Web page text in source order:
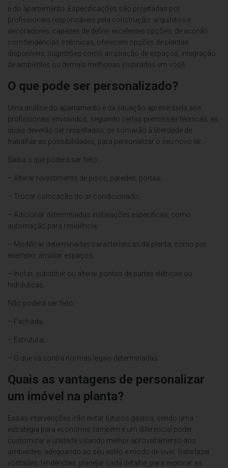
e do apartamento. Especificações são projetadas por
profissionais responsáveis pela construção: arquitetos e
decoradores, capazes de definir excelentes opções, de acordo
com tendências e técnicas, oferecem opções de plantas
disponíveis, sugestões como ampliação de espaços, integração
de ambientes ou demais melhorias inspiradas em você.
O que pode ser personalizado?
Uma análise do apartamento e da situação apresentada aos
profissionais envolvidos, seguindo certas premissas técnicas, as
quais deverão ser respeitadas, se somarão à liberdade de
trabalhar as possibilidades, para personalizar o seu novo lar.
Saiba o que poderá ser feito:
– Alterar revestimento de pisos, paredes, portas;
– Trocar colocação do ar-condicionado;
– Adicionar determinadas instalações específicas, como
automação para residência;
– Modificar determinadas características da planta, como por
exemplo, ampliar espaços;
– Incluir, substituir ou alterar pontos de partes elétricas ou
hidráulicas.
Não poderá ser feito:
– Fachada;
– Estrutura;
– O que vá contra normas legais determinadas.
Quais as vantagens de personalizar
um imóvel na planta?
Essas intervenções irão evitar futuros gastos, sendo uma
estratégia para economia, também é um diferencial poder
customizar a unidade visando melhor aproveitamento dos
ambientes, adequando ao seu estilo e modo de viver. Satisfazer
vontades, tendências, planejar cada detalhe, para explorar as